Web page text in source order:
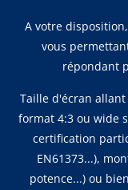
04 72 14 18
A votre
vous
répondant
Taille d'écran
format 4:3 ou wide
certification
EN61373...),
potence...) ou